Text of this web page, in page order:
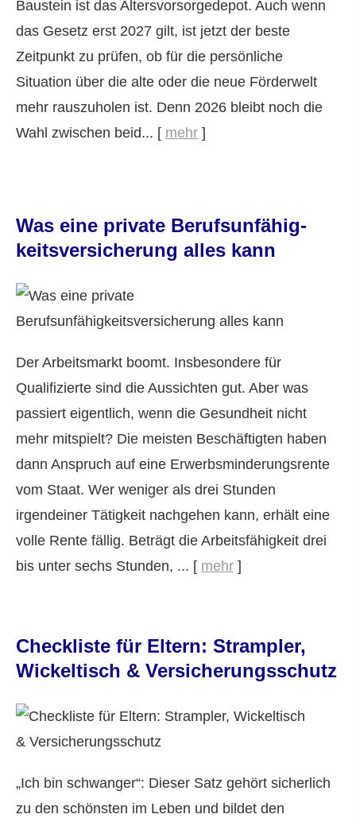
Baustein ist das Alters­vorsorgedepot. Auch wenn
das Gesetz erst 2027 gilt, ist jetzt der beste
Zeitpunkt zu prüfen, ob für die persönliche
Situation über die alte oder die neue Förderwelt
mehr rauszuholen ist. Denn 2026 bleibt noch die
Wahl zwischen beid... [ mehr ]
Was eine private Berufs­unfähig­
keitsversicherung alles kann
Der Arbeitsmarkt boomt. Insbesondere für
Qualifizierte sind die Aussichten gut. Aber was
passiert eigentlich, wenn die Gesundheit nicht
mehr mitspielt? Die meisten Beschäftigten haben
dann Anspruch auf eine Erwerbsminderungsrente
vom Staat. Wer weniger als drei Stunden
irgendeiner Tätigkeit nachgehen kann, erhält eine
volle Rente fällig. Beträgt die Arbeitsfähigkeit drei
bis unter sechs Stunden, ... [ mehr ]
Checkliste für Eltern: Strampler,
Wickeltisch & Versicherungsschutz
„Ich bin schwanger“: Dieser Satz gehört sicherlich
zu den schönsten im Leben und bildet den